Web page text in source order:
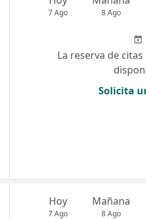
7 Ago 8 Ago
La reserva de
Solicita
Hoy
7 Ago
Mañana
8 Ago